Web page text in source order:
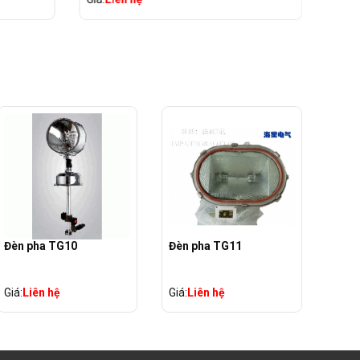
Đèn pha TG10
Giá:Liên hệ
Đèn pha TG11
Giá:Liên hệ